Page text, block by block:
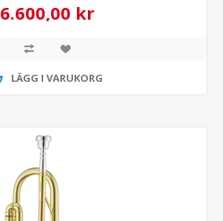
6.600,00 kr
LÄGG I VARUKORG